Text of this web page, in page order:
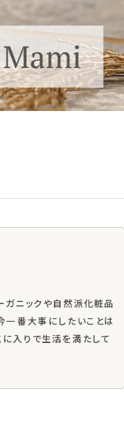
ガニックや自然派化粧品
一番大事にしたいことは
入りで生活を満たして